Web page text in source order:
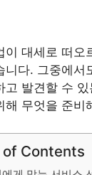
이 대세로 떠오
니다. 그중에서
고 발견할 수
해 무엇을 준비
of Contents